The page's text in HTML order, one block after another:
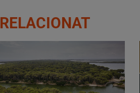
RELACIONAT